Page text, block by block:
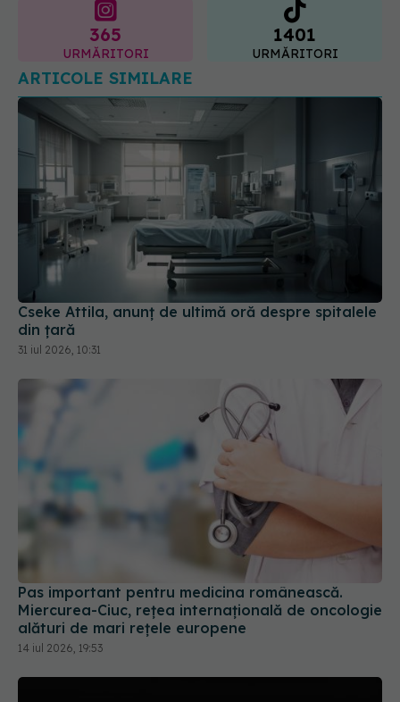
365
URMĂRITORI
1401
URMĂRITORI
ARTICOLE SIMILARE
Cseke Attila, anunț de ultimă oră despre spitalele
din țară
31 iul 2026, 10:31
Pas important pentru medicina românească.
Miercurea-Ciuc, rețea internațională de oncologie
alături de mari rețele europene
14 iul 2026, 19:53